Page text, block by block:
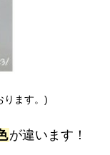
ます。 )
が違います！